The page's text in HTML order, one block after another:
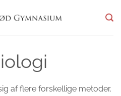
af flere forskellige metoder.